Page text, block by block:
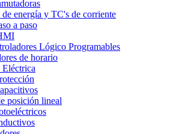
energía y TC's de corriente
a paso
Lógico Programables
de horario
Eléctrica
posición lineal